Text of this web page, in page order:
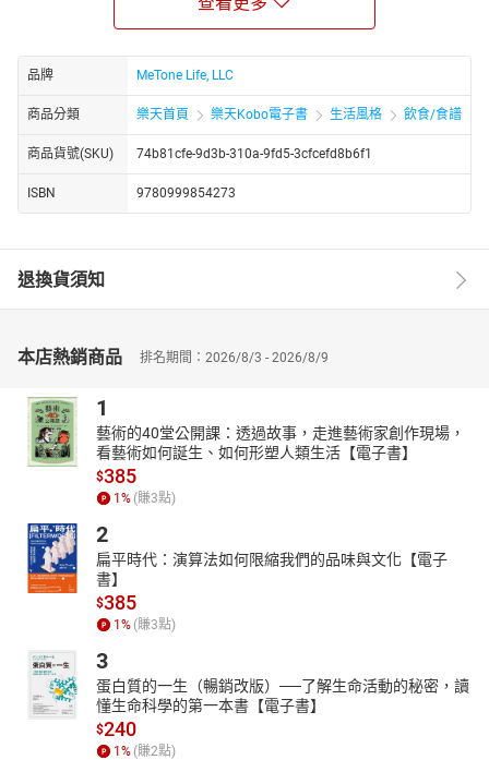
勇气，信仰和坚强的故事激发了各行各业的读者通过生酮饮食达到
更大程度的健康。
“奋力斗争，柳暗花明”
品牌 MeTone Life, LLC
商品分類 樂天首頁 樂天Kobo電子書 生活風格 飲食/食譜
商品貨號(SKU) 74b81cfe-9d3b-310a-9fd5-3cfcefd8b6f1
ISBN 9780999854273
退換貨須知
本店熱銷商品 排名期間：2026/8/3 - 2026/8/9
1
藝術的40堂公開課：透過故事，走進藝術家創作現場，
看藝術如何誕生、如何形塑人類生活【電子書】
$385
1 % (賺3點)
2
扁平時代：演算法如何限縮我們的品味與文化【電子
書】
$385
1 % (賺3點)
3
蛋白質的一生（暢銷改版）──了解生命活動的秘密，讀
懂生命科學的第一本書【電子書】
$240
1 % (賺2點)